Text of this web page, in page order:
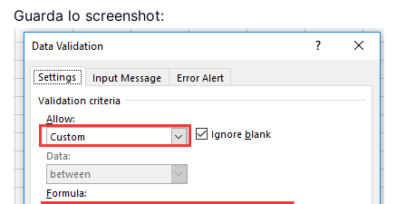
Guarda lo screenshot: